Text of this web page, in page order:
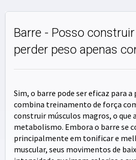
Barre - Posso
perder peso apenas
Sim, o barre pode ser eficaz para a
combina treinamento de força
construir músculos magros, o que
metabolismo. Embora o barre se
principalmente em tonificar e
muscular, seus movimentos de